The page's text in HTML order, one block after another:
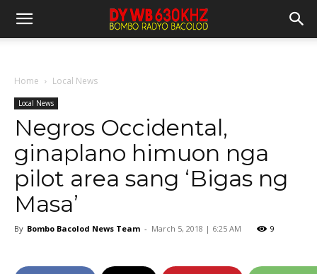
Home Local News
Local News
Negros Occidental,
ginaplano himuon nga
pilot area sang ‘Bigas ng
Masa’
By Bombo Bacolod News Team - March 5, 2018 | 6:25 AM 9